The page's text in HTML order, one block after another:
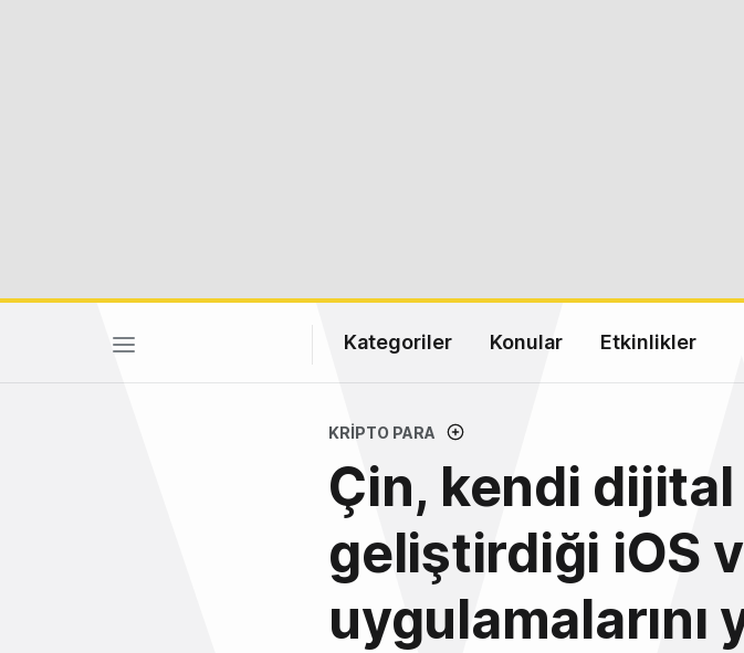
Kategoriler Konular Etkinlikler
KRIPTO PARA
Çin, kendi
geliştirdiği iOS
uygulamalarını